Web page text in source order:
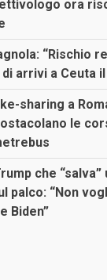
ora
“Rischio
arrivi a Ceuta
sharing a
le
che “salva”
palco: “Non
Biden”